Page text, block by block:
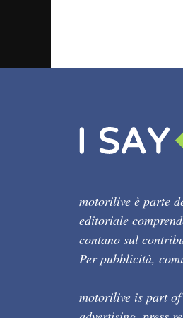
motorilive è parte
editoriale
contano sul
Per pubblicità,
motorilive is part